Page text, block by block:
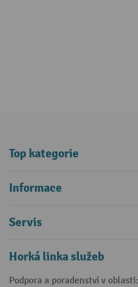
Top kategorie
Informace
Servis
Horká linka služeb
Podpora a poradenství v oblasti: